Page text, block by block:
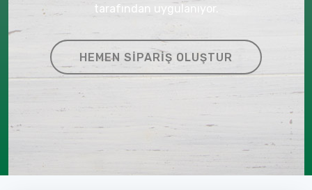
tarafından uygulanıyor.
HEMEN SIPARIŞ OLUŞTUR